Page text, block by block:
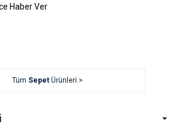
Haber Ver
Tüm SepetÜrünleri >